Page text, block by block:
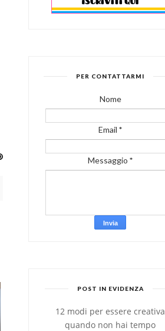
PER CONTATTARMI
Nome
Email*
Messaggio*
POST IN EVIDENZA
12 modi per essere creativa
quando non hai tempo